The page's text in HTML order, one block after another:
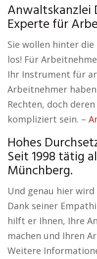
Anwaltskanzlei
Experte für
Sie wollen hinter die
los! Für
Ihr Instrument für
Arbeitnehmer
Rechten, doch
kompliziert sein. –
Hohes
Seit 1998 tätig
Münchberg.
Und genau hier
Dank seiner
hilft er Ihnen, Ihre
machen und Ihren
Weitere